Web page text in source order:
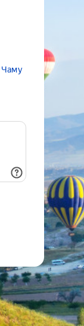
Чаму